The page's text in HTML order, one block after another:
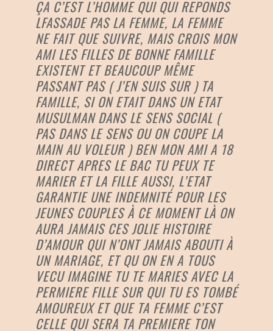
ÇA C’EST L’HOMME QUI QUI REPONDS
LFASSADE PAS LA FEMME, LA FEMME
NE FAIT QUE SUIVRE, MAIS CROIS MON
AMI LES FILLES DE BONNE FAMILLE
EXISTENT ET BEAUCOUP MÊME
PASSANT PAS ( J’EN SUIS SUR ) TA
FAMILLE, SI ON ETAIT DANS UN ETAT
MUSULMAN DANS LE SENS SOCIAL (
PAS DANS LE SENS OU ON COUPE LA
MAIN AU VOLEUR ) BEN MON AMI A 18
DIRECT APRES LE BAC TU PEUX TE
MARIER ET LA FILLE AUSSI, L’ETAT
GARANTIE UNE INDEMNITÉ POUR LES
JEUNES COUPLES À CE MOMENT LÀ ON
AURA JAMAIS CES JOLIE HISTOIRE
D’AMOUR QUI N’ONT JAMAIS ABOUTI À
UN MARIAGE, ET QU ON EN A TOUS
VECU IMAGINE TU TE MARIES AVEC LA
PERMIERE FILLE SUR QUI TU ES TOMBÉ
AMOUREUX ET QUE TA FEMME C’EST
CELLE QUI SERA TA PREMIERE TON